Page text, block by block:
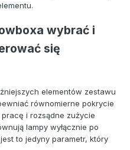
wybrać i
się
elementów zestawu
równomierne pokrycie
i rozsądne zużycie
lampy wyłącznie po
to jedyny parametr, który